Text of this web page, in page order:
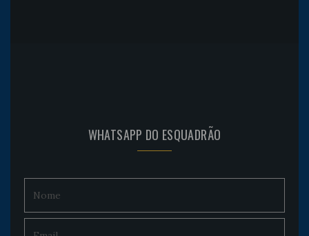
WHATSAPP DO ESQUADRÃO